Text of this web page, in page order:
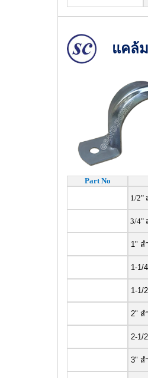
แคล้
Part No
1/2"
3/4"
1"
1-1/
1-1/
2" ส
2-1/
3" ส